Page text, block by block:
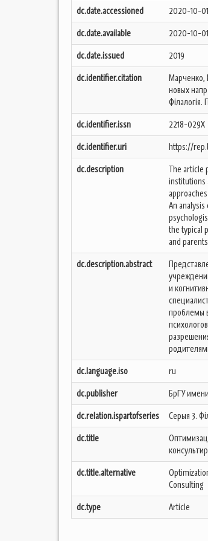
dc.date.accessioned
2020-10-
dc.date.available
2020-10-
dc.date.issued
2019
dc.identifier.citation
Марченко,
новых
Філалогія.
dc.identifier.issn
2218-029X
dc.identifier.uri
https://
dc.description
The article
institutions
An
the typical
and
dc.description.abstract
и
проблемы
dc.language.iso ru
dc.publisher
БрГУ
dc.relation.ispartofseries
Серыя 3.
dc.title
dc.title.alternative
Consulting
dc.type Article